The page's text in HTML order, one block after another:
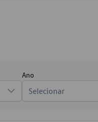
Ano
Selecionar